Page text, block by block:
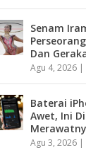
Senam
Dan
Agu 4, 2026 |
Baterai
Awet, Ini
Agu 3, 2026 |